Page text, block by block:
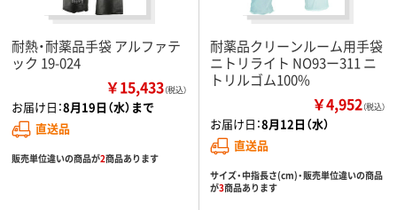
耐熱・耐薬品手袋 アルファテ
ック 19-024
￥15,433（税込）
お届け日：8月19日（水）まで
直送品
販売単位違いの商品が2商品あります
耐薬品クリーンルーム用手袋
ニトリライト NO93ー311 ニ
トリルゴム100%
￥4,952（税込）
お届け日：8月12日（水）
直送品
サイズ・中指長さ(cm)・販売単位違いの商品
が3商品あります